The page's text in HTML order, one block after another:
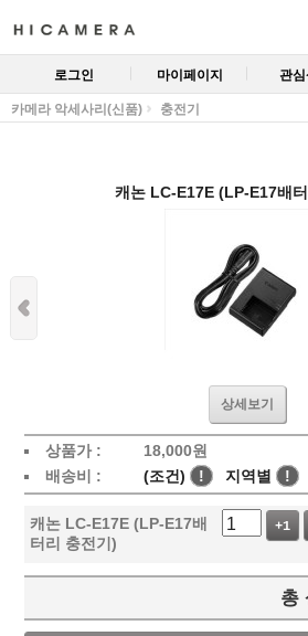
로그인 마이페이지 관
카메라 악세사리(신품) 충전기
캐논 LC-E17E (LP-E17배
상세보기
상품가 : 18,000원
배송비 :
(조건) ! 지역별 !
캐논 LC-E17E (LP-E17배
터리 충전기)
+1
총